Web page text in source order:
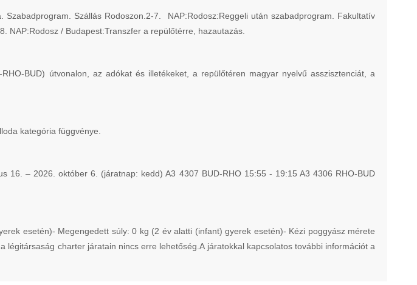
Szállás Rodoszon.2-7. NAP:Rodosz:Reggeli után szabadprogram. Fakultatív
NAP:Rodosz / Budapest:Transzfer a repülőtérre, hazautazás.
BUD) útvonalon, az adókat és illetékeket, a repülőtéren magyar nyelvű asszisztenciát, a
kategória függvénye.
16. – 2026. október 6. (járatnap: kedd) A3 4307 BUD-RHO 15:55 - 19:15 A3 4306 RHO-BUD
esetén)- Megengedett súly: 0 kg (2 év alatti (infant) gyerek esetén)- Kézi poggyász mérete
charter járatain nincs erre lehetőség.A járatokkal kapcsolatos további információt a